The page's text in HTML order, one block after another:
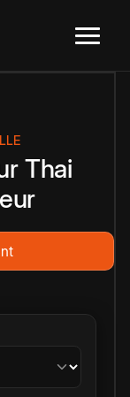
Thai